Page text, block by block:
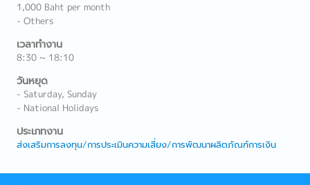
1,000 Baht per month
- Others
เวลาทำงาน
8:30 ~ 18:10
วันหยุด
- Saturday, Sunday
- National Holidays
ประเภทงาน
ส่งเสริมการลงทุน/การประเมินความเสี่ยง/การพัฒนาผลิตภัณฑ์การเงิน